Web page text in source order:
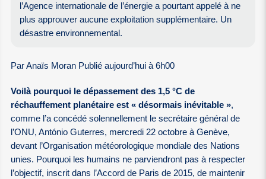
l’Agence internationale de l’énergie a pourtant appelé à ne
plus approuver aucune exploitation supplémentaire. Un
désastre environnemental.
Par Anaïs Moran Publié aujourd’hui à 6h00
Voilà pourquoi le dépassement des 1,5 °C de
réchauffement planétaire est « désormais inévitable »,
comme l’a concédé solennellement le secrétaire général de
l’ONU, António Guterres, mercredi 22 octobre à Genève,
devant l’Organisation météorologique mondiale des Nations
unies. Pourquoi les humains ne parviendront pas à respecter
l’objectif, inscrit dans l’Accord de Paris de 2015, de maintenir